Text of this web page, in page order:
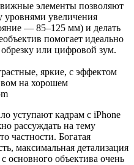
элементы позволяют
уровнями увеличения
— 85–125 мм) и делать
помогает идеально
или цифровой зум.
яркие, с эффектом
на хорошем
уступают кадрам с iPhone
рассуждать на тему
частности. Богатая
максимальная детализация
основного объектива очень